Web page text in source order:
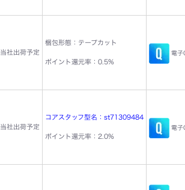
当社出荷予定
梱包形態：テープカット
ポイント還元率：0.5%
電子
当社出荷予定
コアスタッフ型名：st71309484
ポイント還元率：2.0%
電子